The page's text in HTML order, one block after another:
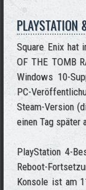
PLAYSTATION
Square Enix hat
OF THE TOMB
Windows 10-
PC-
Steam-Version
einen Tag später
PlayStation 4-
Reboot-
Konsole ist am